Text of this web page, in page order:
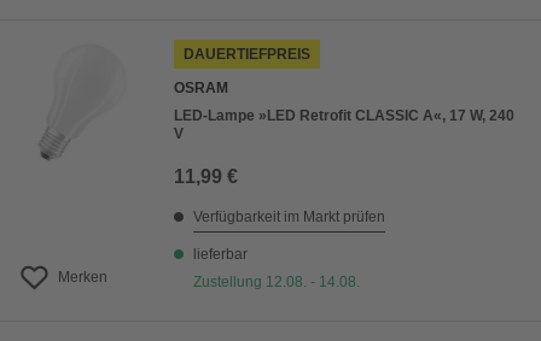
Merken
DAUERTIEFPREIS
OSRAM
LED-Lampe »LED Retrofit CLASSIC A«, 17 W, 240
V
11,99 €
Verfügbarkeit im Markt prüfen
lieferbar
Zustellung 12.08. - 14.08.